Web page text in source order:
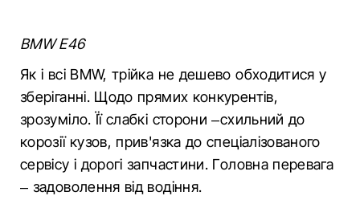
BMW E46
Як і всі BMW, трійка не дешево обходитися у
зберіганні. Щодо прямих конкурентів,
зрозуміло. Її слабкі сторони –схильний до
корозії кузов, прив'язка до спеціалізованого
сервісу і дорогі запчастини. Головна перевага
– задоволення від водіння.